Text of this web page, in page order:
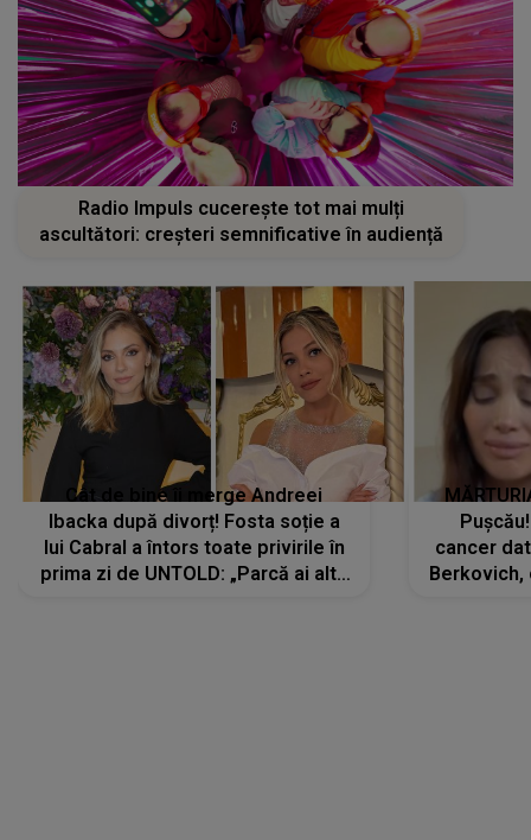
Radio Impuls cucerește tot mai mulți
ascultători: creșteri semnificative în audiență
Cât de bine îi merge Andreei
Ibacka după divorț! Fosta soție a
lui Cabral a întors toate privirile în
prima zi de UNTOLD: „Parcă ai altă
cancer